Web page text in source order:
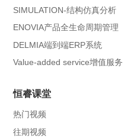
SIMULATION-结构仿真分析
ENOVIA产品全生命周期管理
DELMIA端到端ERP系统
Value-added service增值服务
恒睿课堂
热门视频
往期视频